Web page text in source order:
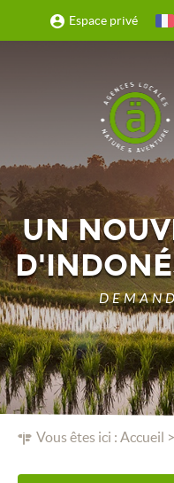
Espace privé
Vous êtes ici : Accueil
UN